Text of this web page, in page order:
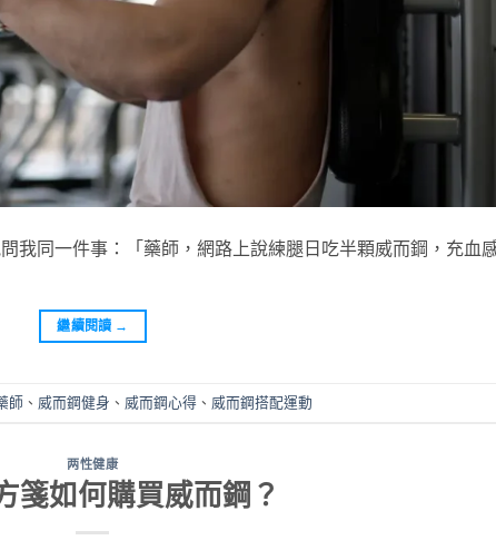
我同一件事：「藥師，網路上說練腿日吃半顆威而鋼，充血
繼續閱讀 →
師 、 威而鋼健身 、 威而鋼心得 、 威而鋼搭配運動
两性健康
箋如何購買威而鋼？